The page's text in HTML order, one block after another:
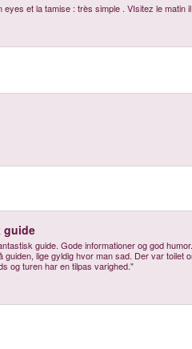
eyes et la tamise : très simple . VIsitez le
guide
guide. Gode informationer og god
lige gyldig hvor man sad. Der var
og turen har en tilpas varighed."